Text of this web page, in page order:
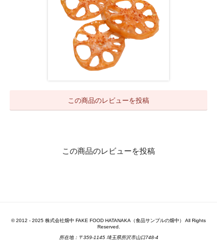
この商品のレビューを投稿
この商品のレビューを投稿
© 2012 - 2025 株式会社畑中 FAKE FOOD HATANAKA（食品サンプルの畑中） All Rights
Reserved.
所在地：〒359-1145 埼玉県所沢市山口748-4